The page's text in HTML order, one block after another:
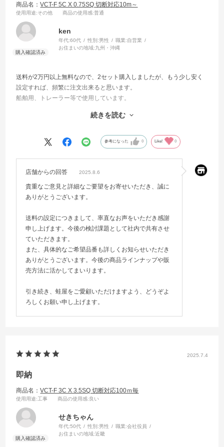
商品名：VCT-F 5C X 0.75SQ 切断対応10m～
使用用途:その他 商品の使用感:普通
ken
年代:60代 性別:男性 職業:自営業
お住まいの地域:九州・沖縄
送料が2万円以上無料なので、2セット購入しましたが、もう少し安く
設定すれば、頻繁に注文出来ると思います。
船舶用、トレーラー等で使用しています。
VCT-F 5C X 0.75SQ
VCTFK 2C X 0.75SQ
VCTFK 2C X 1.25SQ
続きを読む
参考になった 0 Like! 0
店舗からの回答 2025.8.6
貴重なご意見と詳細なご要望をお寄せいただき、誠に
ありがとうございます。
送料の設定につきまして、率直なお声をいただき感謝
申し上げます。今後の検討課題として社内で共有させ
ていただきます。
また、具体的なご希望品番も詳しくお知らせいただき
ありがとうございます。今後の商品ラインナップや販
売方法に活かしてまいります。
引き続き、蛙屋をご愛顧いただけますよう、どうぞよ
ろしくお願い申し上げます。
2025.7.4
即納
商品名：VCT-F 3C X 3.5SQ 切断対応100ｍ毎
使用用途:工事 商品の使用感:良い
せきちゃん
年代:50代 性別:男性 職業:会社役員
お住まいの地域:近畿